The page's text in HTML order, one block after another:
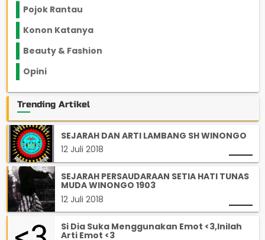
Pojok Rantau
Konon Katanya
Beauty & Fashion
Opini
Trending Artikel
SEJARAH DAN ARTI LAMBANG SH WINONGO
12 Juli 2018
SEJARAH PERSAUDARAAN SETIA HATI TUNAS
MUDA WINONGO 1903
12 Juli 2018
Si Dia Suka Menggunakan Emot <3,Inilah
Arti Emot <3